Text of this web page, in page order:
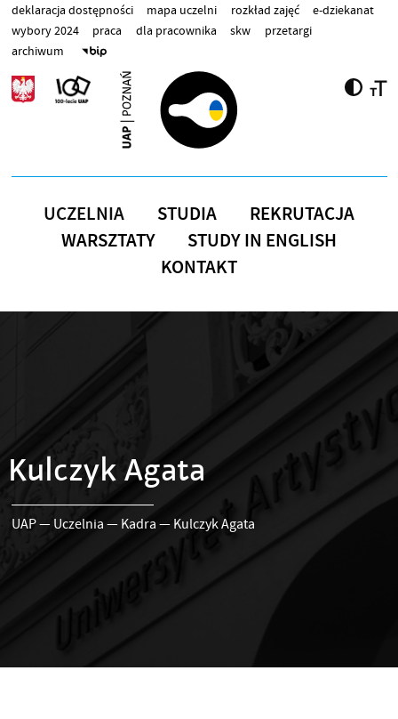
Przejdź do treści
deklaracja dostępności mapa uczelni rozkład zajęć
e-dziekanat
wybory 2024
praca dla pracownika skw
przetargi
archiwum
UCZELNIA STUDIA
REKRUTACJA
WARSZTATY
STUDY IN ENGLISH
KONTAKT
Kulczyk Agata
UAP— Uczelnia — Kadra — Kulczyk Agata